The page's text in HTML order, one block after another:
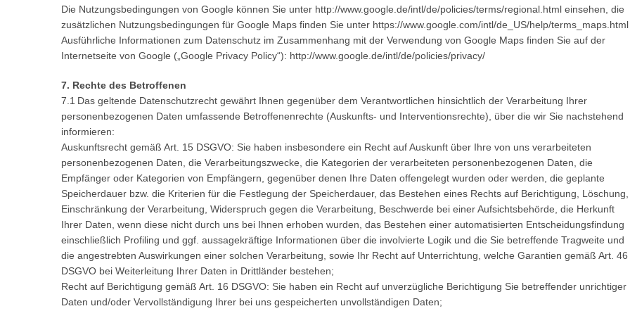
Die Nutzungsbedingungen von Google können Sie unter http://www.google.de/intl/de/policies/terms/regional.html einsehen, die
zusätzlichen Nutzungsbedingungen für Google Maps finden Sie unter https://www.google.com/intl/de_US/help/terms_maps.html
Ausführliche Informationen zum Datenschutz im Zusammenhang mit der Verwendung von Google Maps finden Sie auf der
Internetseite von Google („Google Privacy Policy“): http://www.google.de/intl/de/policies/privacy/
7. Rechte des Betroffenen
7.1 Das geltende Datenschutzrecht gewährt Ihnen gegenüber dem Verantwortlichen hinsichtlich der Verarbeitung Ihrer
personenbezogenen Daten umfassende Betroffenenrechte (Auskunfts- und Interventionsrechte), über die wir Sie nachstehend
informieren:
Auskunftsrecht gemäß Art. 15 DSGVO: Sie haben insbesondere ein Recht auf Auskunft über Ihre von uns verarbeiteten
personenbezogenen Daten, die Verarbeitungszwecke, die Kategorien der verarbeiteten personenbezogenen Daten, die
Empfänger oder Kategorien von Empfängern, gegenüber denen Ihre Daten offengelegt wurden oder werden, die geplante
Speicherdauer bzw. die Kriterien für die Festlegung der Speicherdauer, das Bestehen eines Rechts auf Berichtigung, Löschung,
Einschränkung der Verarbeitung, Widerspruch gegen die Verarbeitung, Beschwerde bei einer Aufsichtsbehörde, die Herkunft
Ihrer Daten, wenn diese nicht durch uns bei Ihnen erhoben wurden, das Bestehen einer automatisierten Entscheidungsfindung
einschließlich Profiling und ggf. aussagekräftige Informationen über die involvierte Logik und die Sie betreffende Tragweite und
die angestrebten Auswirkungen einer solchen Verarbeitung, sowie Ihr Recht auf Unterrichtung, welche Garantien gemäß Art. 46
DSGVO bei Weiterleitung Ihrer Daten in Drittländer bestehen;
Recht auf Berichtigung gemäß Art. 16 DSGVO: Sie haben ein Recht auf unverzügliche Berichtigung Sie betreffender unrichtiger
Daten und/oder Vervollständigung Ihrer bei uns gespeicherten unvollständigen Daten;